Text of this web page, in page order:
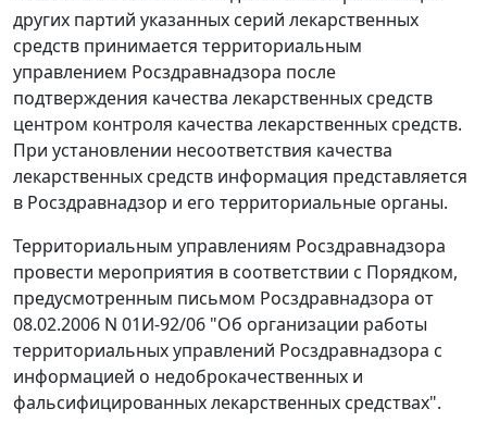
других партий указанных серий лекарственных
средств принимается территориальным
управлением Росздравнадзора после
подтверждения качества лекарственных средств
центром контроля качества лекарственных средств.
При установлении несоответствия качества
лекарственных средств информация представляется
в Росздравнадзор и его территориальные органы.
Территориальным управлениям Росздравнадзора
провести мероприятия в соответствии с Порядком,
предусмотренным письмом Росздравнадзора от
08.02.2006 N 01И-92/06 "Об организации работы
территориальных управлений Росздравнадзора с
информацией о недоброкачественных и
фальсифицированных лекарственных средствах".